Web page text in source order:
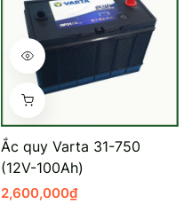
Ắc quy Varta 31-750
(12V-100Ah)
2,600,000₫